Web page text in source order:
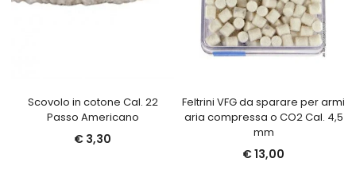
Scovolo in cotone Cal. 22
Passo Americano
€ 3,30
Feltrini VFG da sparare per armi
aria compressa o CO2 Cal. 4,5
mm
€13,00